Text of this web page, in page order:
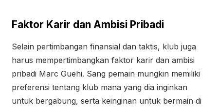
Faktor Karir dan Ambisi Pribadi
Selain pertimbangan finansial dan taktis, klub juga
harus mempertimbangkan faktor karir dan ambisi
pribadi Marc Guehi. Sang pemain mungkin memiliki
preferensi tentang klub mana yang dia inginkan
untuk bergabung, serta keinginan untuk bermain di